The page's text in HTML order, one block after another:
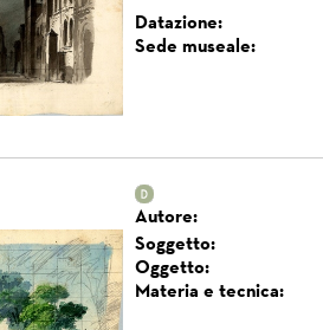
Datazione:
Sede museale:
Autore:
Soggetto:
Oggetto:
Materia e tecnica: